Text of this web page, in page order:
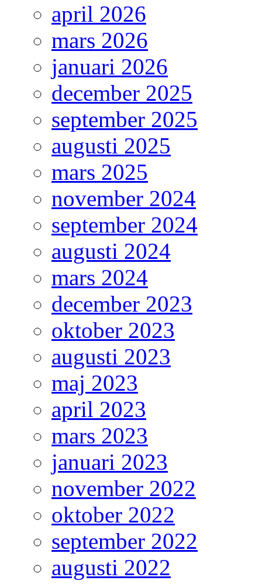
april 2026
mars 2026
januari 2026
december 2025
september 2025
augusti 2025
mars 2025
november 2024
september 2024
augusti 2024
mars 2024
december 2023
oktober 2023
augusti 2023
maj 2023
april 2023
mars 2023
januari 2023
november 2022
oktober 2022
september 2022
augusti 2022